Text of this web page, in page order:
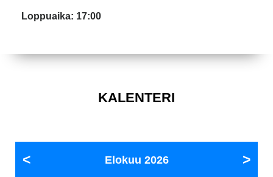
Loppuaika: 17:00
KALENTERI
Elokuu 2026